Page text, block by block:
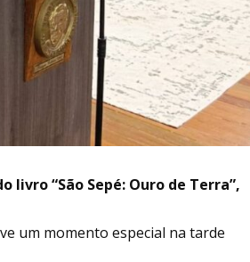
livro “São Sepé: Ouro de Terra”,
um momento especial na tarde